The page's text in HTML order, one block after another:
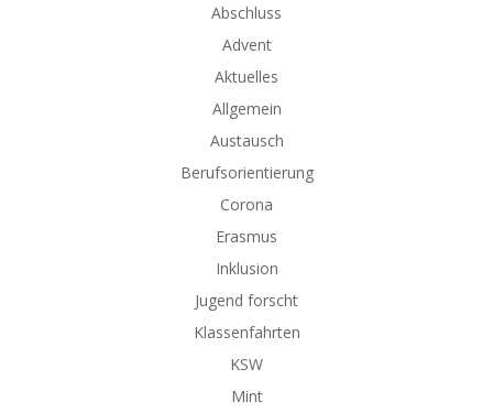
Abschluss
Advent
Aktuelles
Allgemein
Austausch
Berufsorientierung
Corona
Erasmus
Inklusion
Jugend forscht
Klassenfahrten
KSW
Mint